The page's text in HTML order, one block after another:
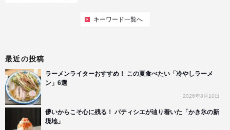
キーワード一覧へ
最近の投稿
ラーメンライターおすすめ！ この夏食べたい「冷やしラーメ
ン」6選
2026年8月10日
儚いからこそ心に残る！ パティシエが辿り着いた「かき氷の新
境地」